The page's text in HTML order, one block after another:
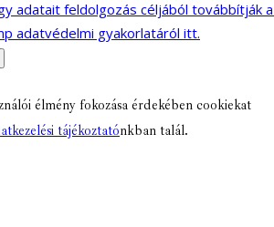
adatait feldolgozás céljából továbbítják
adatvédelmi gyakorlatáról itt.
élmény fokozása érdekében cookiekat
tájékoztatónkban talál.